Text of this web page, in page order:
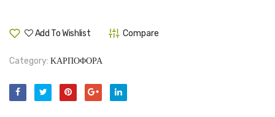
Add To Wishlist Compare
Category: ΚΑΡΠΟΦΟΡΑ